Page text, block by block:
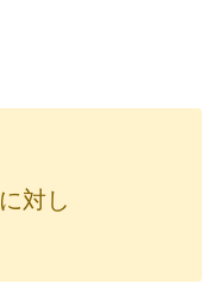
に対し